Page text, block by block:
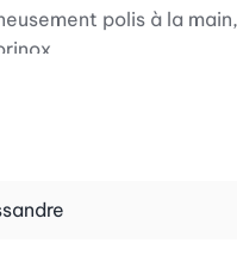
polis à la